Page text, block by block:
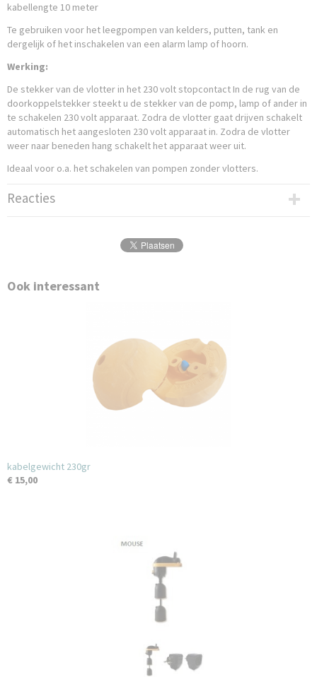
kabellengte 10 meter
Te gebruiken voor het leegpompen van kelders, putten, tank en
dergelijk of het inschakelen van een alarm lamp of hoorn.
Werking:
De stekker van de vlotter in het 230 volt stopcontact In de rug van de
doorkoppelstekker steekt u de stekker van de pomp, lamp of ander in
te schakelen 230 volt apparaat. Zodra de vlotter gaat drijven schakelt
automatisch het aangesloten 230 volt apparaat in. Zodra de vlotter
weer naar beneden hang schakelt het apparaat weer uit.
Ideaal voor o.a. het schakelen van pompen zonder vlotters.
Reacties
Ook interessant
kabelgewicht 230gr
€ 15,00